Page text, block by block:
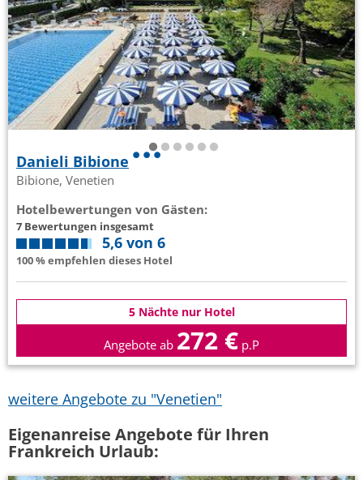
Danieli Bibione
Bibione, Venetien
Hotelbewertungen von Gästen:
7 Bewertungen insgesamt
5,6 von 6
100 % empfehlen dieses Hotel
5 Nächte nur Hotel
Angebote ab 272 € p.P
weitere Angebote zu "Venetien"
Eigenanreise Angebote für Ihren
Frankreich Urlaub: